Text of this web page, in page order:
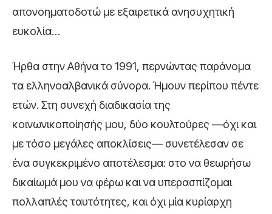
απονοηματοδοτώ με εξαιρετικά ανησυχητική
ευκολία…
Ήρθα στην Αθήνα το 1991, περνώντας παράνομα
τα ελληνοαλβανικά σύνορα. Ήμουν περίπου πέντε
ετών. Στη συνεχή διαδικασία της
κοινωνικοποίησής μου, δύο κουλτούρες —όχι και
με τόσο μεγάλες αποκλίσεις— συνετέλεσαν σε
ένα συγκεκριμένο αποτέλεσμα: στο να θεωρήσω
δικαίωμά μου να φέρω και να υπερασπίζομαι
πολλαπλές ταυτότητες, και όχι μία κυρίαρχη